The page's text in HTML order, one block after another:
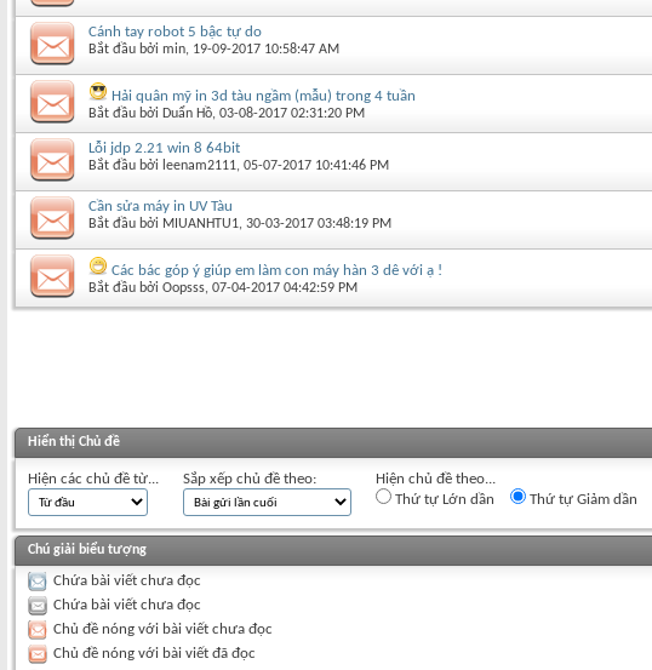
Cánh tay robot 5 bậc tự do
Bắt đầu bởi min‎, 19-09-2017 10:58:47 AM
Hải quân mỹ in 3d tàu ngầm (mẫu) trong 4 tuần
Bắt đầu bởi Duẩn Hồ‎, 03-08-2017 02:31:20 PM
Lỗi jdp 2.21 win 8 64bit
Bắt đầu bởi leenam2111‎, 05-07-2017 10:41:46 PM
Cần sửa máy in UV Tàu
Bắt đầu bởi MIUANHTU1‎, 30-03-2017 03:48:19 PM
Các bác góp ý giúp em làm con máy hàn 3 dê với ạ !
Bắt đầu bởi Oopsss‎, 07-04-2017 04:42:59 PM
Hiển thị Chủ đề
Hiện các chủ đề từ... Sắp xếp chủ đề theo:
Hiện chủ đề theo...
Thứ tự Lớn dần
Thứ tự Giảm dần
Chú giải biểu tượng
Chứa bài viết chưa đọc
Chứa bài viết chưa đọc
Chủ đề nóng với bài viết chưa đọc
Chủ đề nóng với bài viết đã đọc